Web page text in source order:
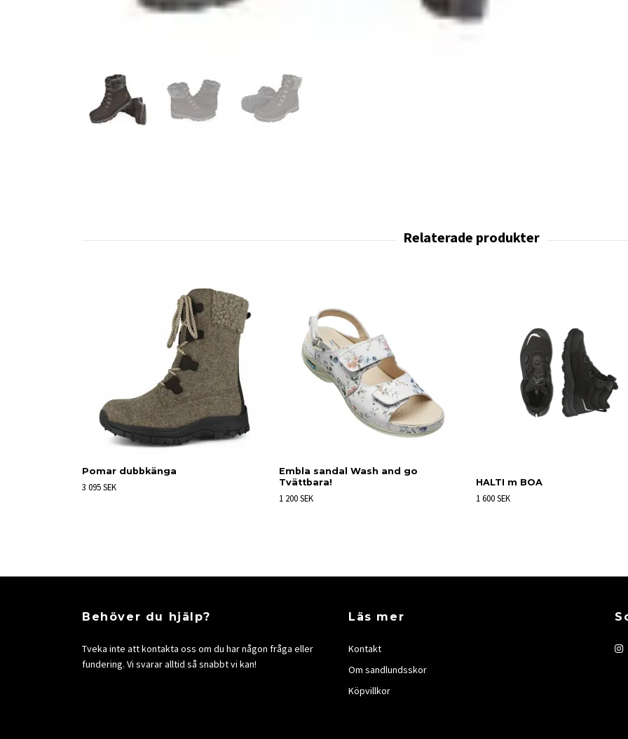
Pomar dubbkänga
3 095 SEK
Embla sandal Wash and go
Tvättbara!
1 200 SEK
HALTI m BOA
1 600 SEK
Behöver du hjälp?
Tveka inte att kontakta oss om du har någon fråga eller
fundering. Vi svarar alltid så snabbt vi kan!
Läs mer
Kontakt
Om sandlundsskor
Köpvillkor